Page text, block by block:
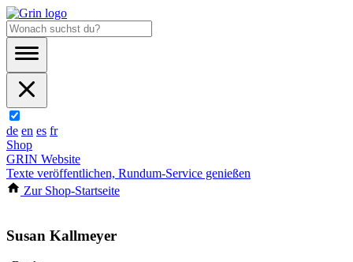
de en es fr
Shop
GRIN Website
Texte veröffentlichen, Rundum-Service genießen
Zur Shop-Startseite
Susan Kallmeyer